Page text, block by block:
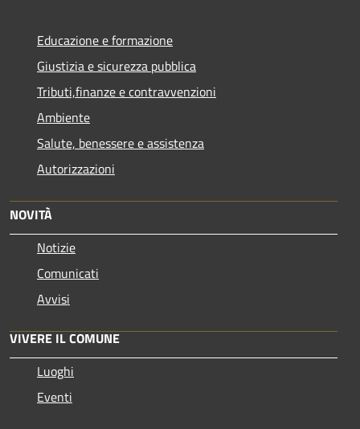
Educazione e formazione
Giustizia e sicurezza pubblica
Tributi,finanze e contravvenzioni
Ambiente
Salute, benessere e assistenza
Autorizzazioni
NOVITÀ
Notizie
Comunicati
Avvisi
VIVERE IL COMUNE
Luoghi
Eventi